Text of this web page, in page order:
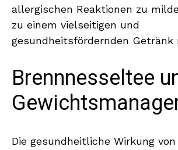
allergischen Reaktionen zu
zu einem vielseitigen und
gesundheitsfördernden Getränk
Brennnesseltee
Die gesundheitliche Wirkung von